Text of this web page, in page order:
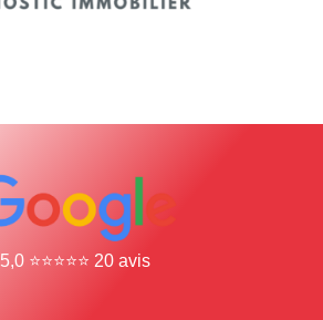
5,0 ⭐⭐⭐⭐⭐ 20 avis